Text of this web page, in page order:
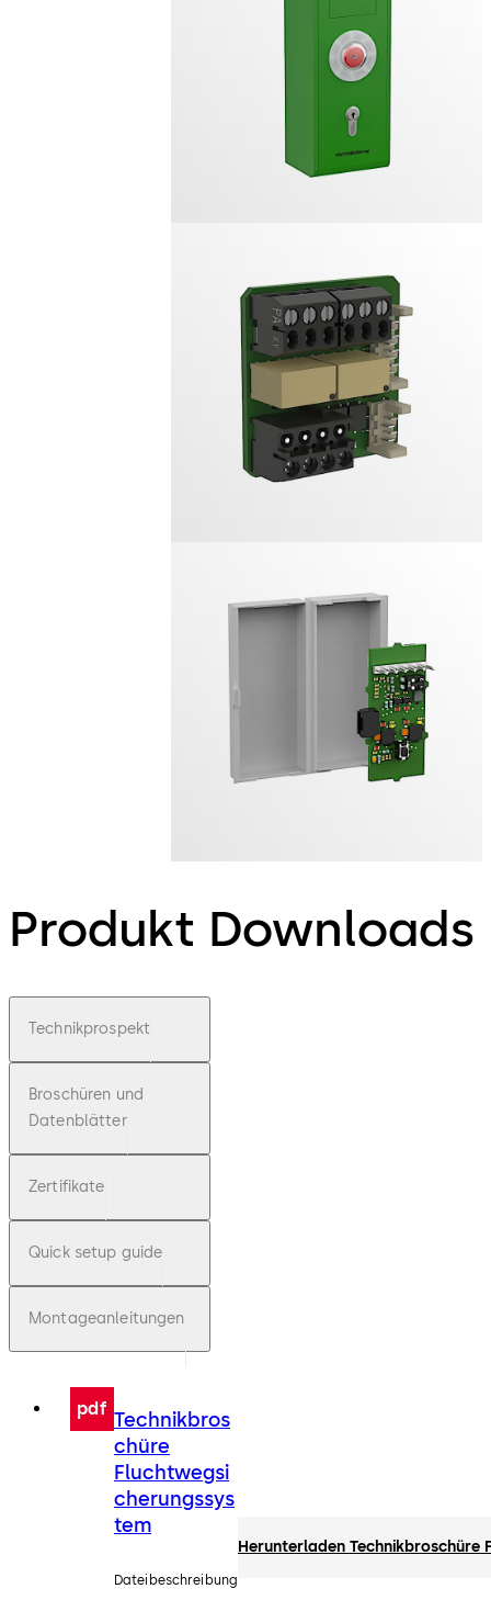
Produkt Downloads
Technikprospekt
Broschüren und
Datenblätter
Zertifikate
Quick setup guide
Montageanleitungen
pdf Technikbros
chüre
Fluchtwegsi
cherungssys
tem
Dateibeschreibung
Herunterladen Technikbroschüre